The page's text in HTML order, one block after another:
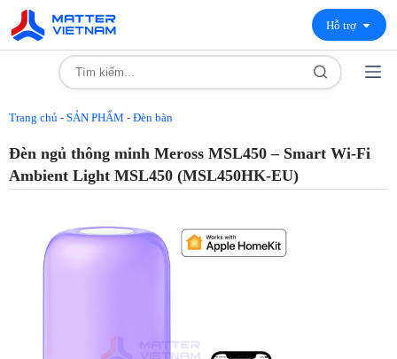
Hỗ trợ
Trang chủ - SẢN PHẨM - Đèn bàn
Đèn ngủ thông minh Meross MSL450 – Smart Wi-Fi
Ambient Light MSL450 (MSL450HK-EU)